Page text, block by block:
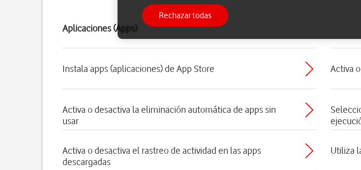
Aplicaciones (Apps)
Instala apps (aplicaciones) de App Store Activa
Activa o desactiva la eliminación automática de apps sin
usar
Activa o desactiva el rastreo de actividad en las apps
descargadas
Utiliza
Rechazar todas